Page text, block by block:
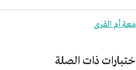
أم القرى
ذات الصلة